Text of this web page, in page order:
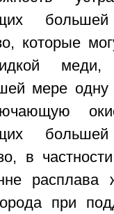
которые
меди,
мере
в
расплава
при